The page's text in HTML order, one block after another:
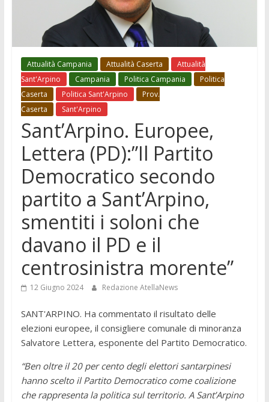
Attualità Campania Attualità Caserta
Attualità
Sant'Arpino
Campania Politica Campania
Politica
Caserta
Politica Sant'Arpino
Prov.
Caserta
Sant'Arpino
Sant’Arpino. Europee,
Lettera (PD):”Il Partito
Democratico secondo
partito a Sant’Arpino,
smentiti i soloni che
davano il PD e il
centrosinistra morente”
12 Giugno 2024 Redazione AtellaNews
SANT'ARPINO. Ha commentato il risultato delle
elezioni europee, il consigliere comunale di minoranza
Salvatore Lettera, esponente del Partito Democratico.
“Ben oltre il 20 per cento degli elettori santarpinesi
hanno scelto il Partito Democratico come coalizione
che rappresenta la politica sul territorio. A Sant’Arpino